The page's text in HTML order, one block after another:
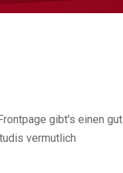
gibt's einen gut
vermutlich